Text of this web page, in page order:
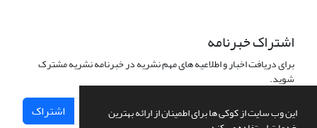
این وب سایت از کوکی ها برای اطمینان از ارائه بهترین
اشتراک خبرنامه
برای دریافت اخبار و اطلاعیه های مهم نشریه در خبرنامه نشریه مشترک
شوید.
اشتراک